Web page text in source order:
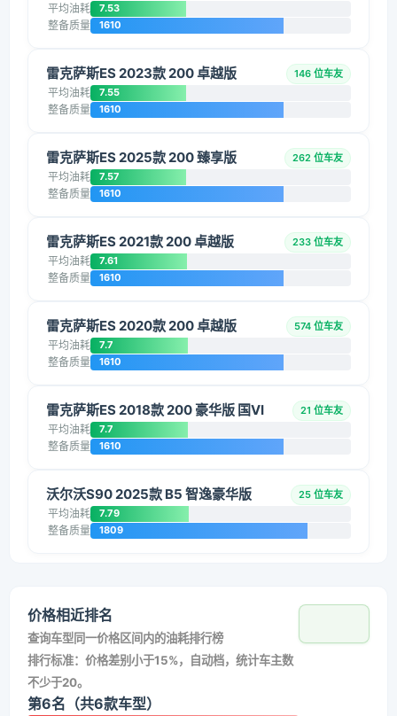
平均油耗 7.53
整备质量 1610
雷克萨斯ES 2023款 200 卓越版 146 位车友
平均油耗 7.55
整备质量 1610
雷克萨斯ES 2025款 200 臻享版 262 位车友
平均油耗 7.57
整备质量 1610
雷克萨斯ES 2021款 200 卓越版 233 位车友
平均油耗 7.61
整备质量 1610
雷克萨斯ES 2020款 200 卓越版 574 位车友
平均油耗 7.7
整备质量 1610
雷克萨斯ES 2018款 200 豪华版 国VI 21 位车友
平均油耗 7.7
整备质量 1610
沃尔沃S90 2025款 B5 智逸豪华版 25 位车友
平均油耗 7.79
整备质量 1809
价格相近排名
查询车型同一价格区间内的油耗排行榜
排行标准：价格差别小于15%，自动档，统计车主数
不少于20。
第6名（共6款车型）